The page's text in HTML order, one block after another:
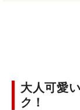
大人可愛
ク！